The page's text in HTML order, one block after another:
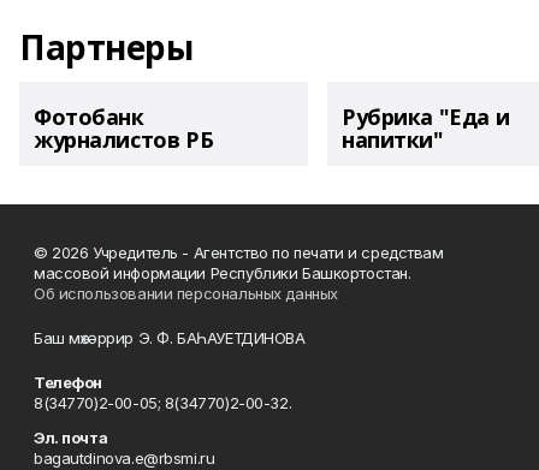
Партнеры
Фотобанк
журналистов РБ
Рубрика "Еда и
напитки"
© 2026 Учредитель - Агентство по печати и средствам
массовой информации Республики Башкортостан.
Об использовании персональных данных
Баш мөхәррир Э. Ф. БАҺАУЕТДИНОВА
Телефон
8(34770)2-00-05; 8(34770)2-00-32.
Эл. почта
bagautdinova.e@rbsmi.ru